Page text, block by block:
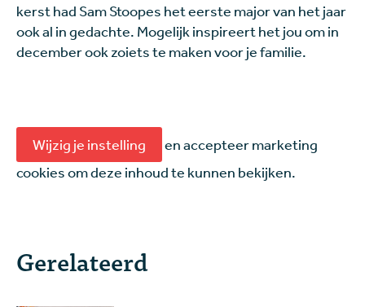
kerst had Sam Stoopes het eerste major van het jaar
ook al in gedachte. Mogelijk inspireert het jou om in
december ook zoiets te maken voor je familie.
Wijzig je instelling
en accepteer marketing
cookies om deze inhoud te kunnen bekijken.
Gerelateerd